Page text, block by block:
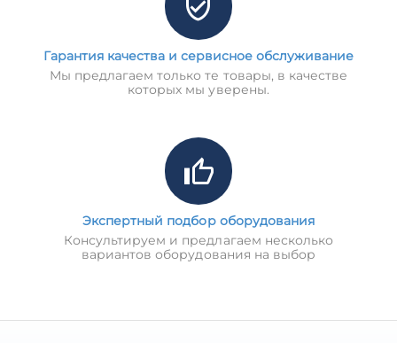
Гарантия качества и сервисное обслуживание
Мы предлагаем только те товары, в качестве
которых мы уверены.
Экспертный подбор оборудования
Консультируем и предлагаем несколько
вариантов оборудования на выбор